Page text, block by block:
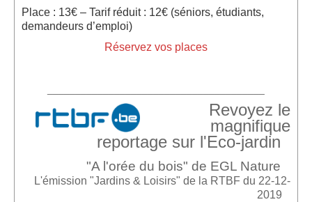
Place : 13€ – Tarif réduit : 12€ (séniors, étudiants,
demandeurs d’emploi)
Réservez vos places
Revoyez le
magnifique
reportage sur l'Eco-jardin
"A l'orée du bois" de EGL Nature
L'émission "Jardins & Loisirs" de la RTBF du 22-12-
2019